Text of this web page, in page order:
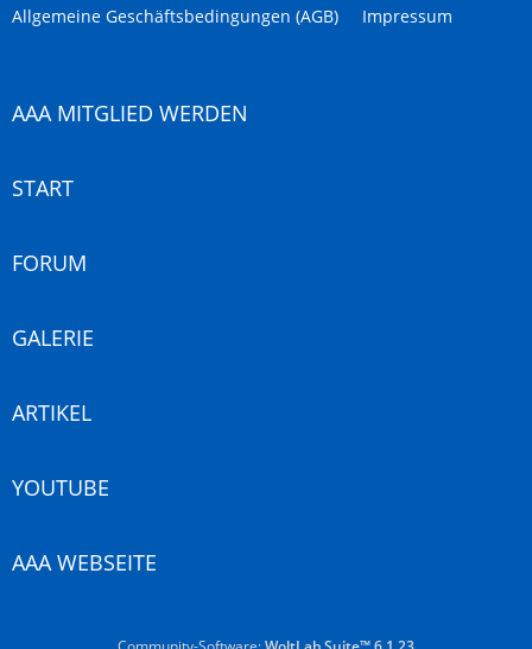
Allgemeine Geschäftsbedingungen (AGB) Impressum
AAA MITGLIED WERDEN
START
FORUM
GALERIE
ARTIKEL
YOUTUBE
AAA WEBSEITE